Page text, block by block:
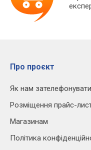
Про проєкт
Як нам
Розміщення прайс-
Магазинам
Політика